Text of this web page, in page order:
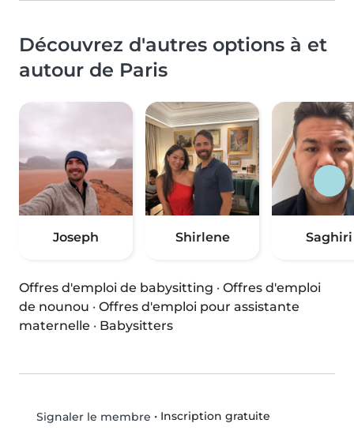
Découvrez d'autres options à et
autour de Paris
Joseph Shirlene Saghiri
Offres d'emploi de babysitting · Offres d'emploi
de nounou · Offres d'emploi pour assistante
maternelle · Babysitters
Signaler le membre • Inscription gratuite